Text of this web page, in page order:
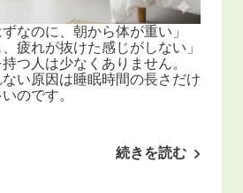
なのに、朝から体が重い」
疲れが抜けた感じがしない」
つ人は少なくありません。
い原因は睡眠時間の長さだけ
のです。
続きを読む